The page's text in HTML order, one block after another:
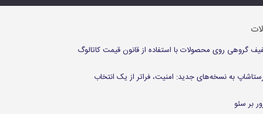
گروهی روی محصولات با استفاده از قانون قیمت کاتالوگ
به نسخه‌های جدید: امنیت، فراتر از یک انتخاب
بر سئو